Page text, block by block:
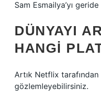
Sam Esmailya’yı
DÜNYAYI
HANGI
Artık Netflix tarafından
gözlemleyebilirsiniz.